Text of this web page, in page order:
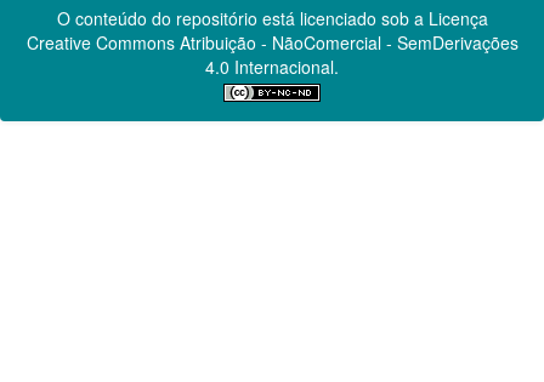
O conteúdo do repositório está licenciado sob a Licença
Creative CommonsAtribuição - NãoComercial - SemDerivações
4.0 Internacional.